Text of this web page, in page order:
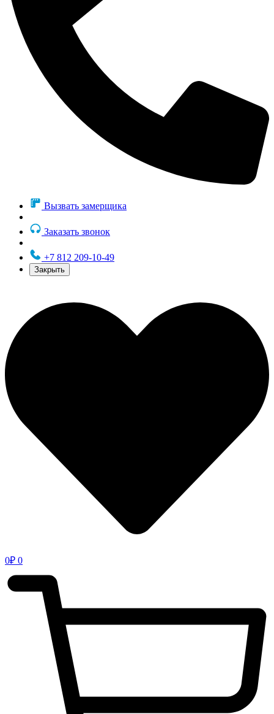
Вызвать замерщика
Заказать звонок
+7 812 209-10-49
Закрыть
0₽ 0